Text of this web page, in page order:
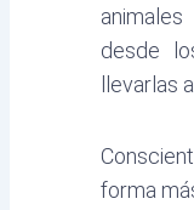
desde
llevarlas
forma